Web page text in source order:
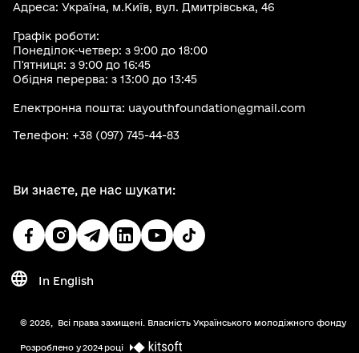
Адреса: Україна, м.Київ, вул. Дмитрівська, 46
Графік роботи:
Понеділок-четвер: з 9:00 до 18:00
П'ятниця: з 9:00 до 16:45
Обідня перерва: з 13:00 до 13:45
Електронна пошта: uayouthfoundation@gmail.com
Телефон: +38 (097) 745-44-83
Ви знаєте, де нас шукати:
In English
© 2026, Всі права захищені. Власність Українського молодіжного фонду
Розроблено у 2024 році